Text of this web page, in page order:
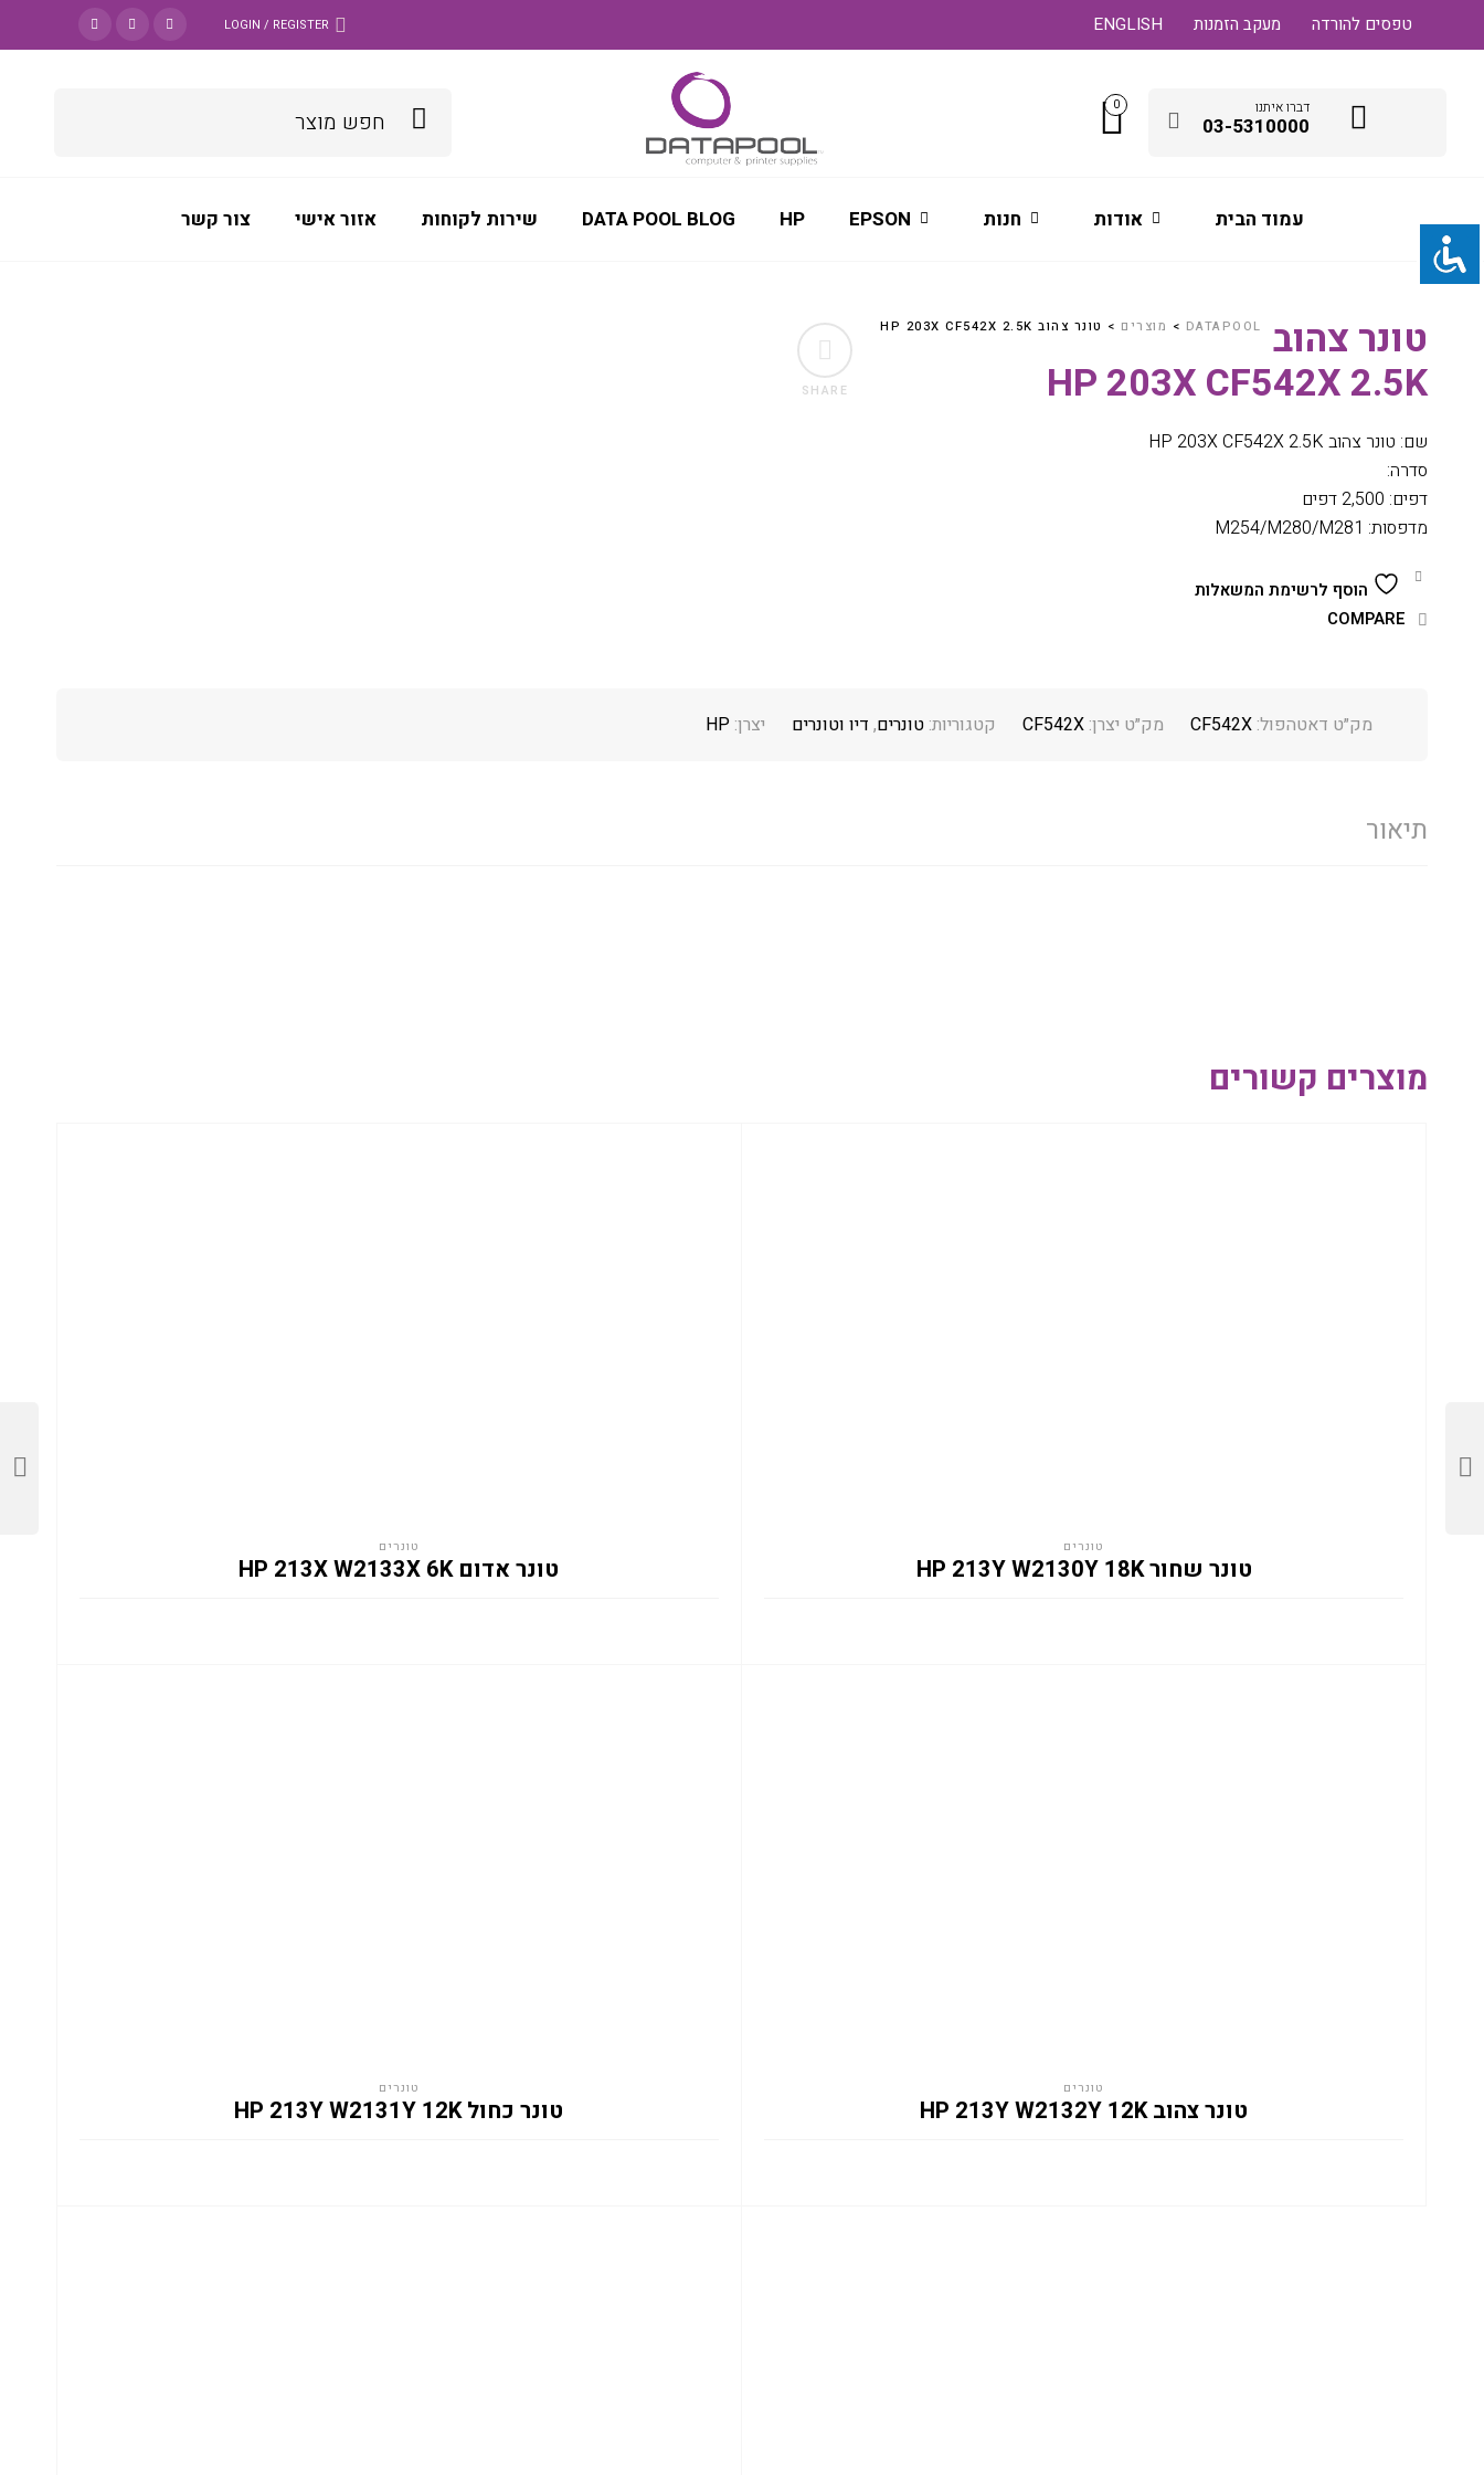
ENGLISH מעקב הזמנות טפסים להורדה LOGIN / REGISTER
דברו איתנו
03-5310000
0
עמוד הבית אודות חנות EPSON
HP
DATA POOL BLOG שירות לקוחות אזור אישי צור קשר
SHARE
DATAPOOL
> מוצרים > טונר צהוב HP 203X CF542X 2.5K
טונר צהוב
HP 203X CF542X 2.5K
שם: טונר צהוב HP 203X CF542X 2.5K
סדרה:
דפים: 2,500 דפים
מדפסות: M254/M280/M281
הוסף לרשימת המשאלות
COMPARE
מק״ט דאטהפול: CF542X מק״ט יצרן: CF542X קטגוריות: טונרים, דיו וטונרים יצרן: HP
תיאור
מוצרים קשורים
טונרים
טונר אדום HP 213X W2133X 6K
טונרים
טונר שחור HP 213Y W2130Y 18K
טונרים
טונר כחול HP 213Y W2131Y 12K
טונרים
טונר צהוב HP 213Y W2132Y 12K